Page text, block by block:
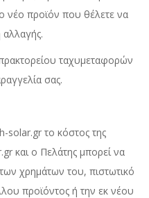
νέο προϊόν που θέλετε να
ταχυμεταφορών
σας.
solar.gr το κόστος της
και ο Πελάτης μπορεί να
χρημάτων του, πιστωτικό
προϊόντος ή την εκ νέου